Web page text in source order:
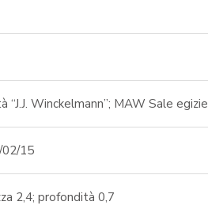
“J.J. Winckelmann”; MAW Sale egizie
15
2,4; profondità 0,7